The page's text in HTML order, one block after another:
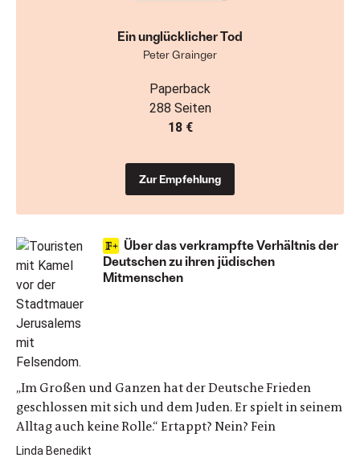
Über das verkrampfte Verhältnis der
Deutschen zu ihren jüdischen
Mitmenschen
„Im Großen und Ganzen hat der Deutsche Frieden
geschlossen mit sich und dem Juden. Er spielt in seinem
Alltag auch keine Rolle.“ Ertappt? Nein? Fein
Linda Benedikt
Ein unglücklicher Tod
Peter Grainger
Paperback
288 Seiten
18 €
Zur Empfehlung